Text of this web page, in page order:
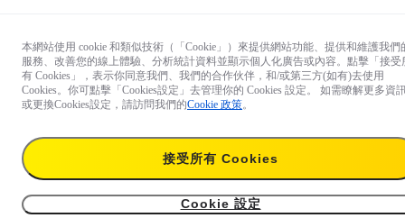
NT$1,169
手部腕帶配件 加入購物車
本網站使用 cookie 和類似技術（「Cookie」）來提供網站功能、提供和維護我們
服務、改善您的線上體驗、分析統計資料並顯示個人化廣告或內容。點擊「接受
有 Cookies」，表示你同意我們、我們的合作伙伴，和/或第三方(如有)去使用
Cookies。你可點擊「Cookies設定」去管理你的 Cookies 設定。 如需瞭解更多資
或更換Cookies設定，請訪問我們的Cookie 政策。
接受所有 Cookies
Cookie 設定